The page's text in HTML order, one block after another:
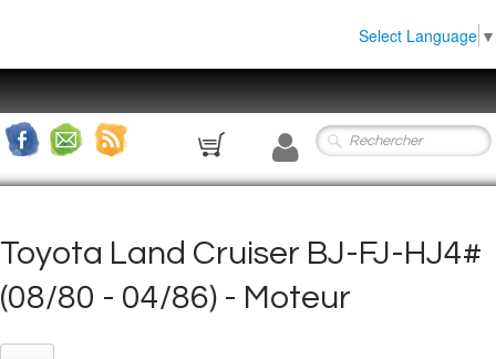
Select Language ▼
Toyota Land Cruiser BJ-FJ-HJ4#
(08/80 - 04/86) - Moteur